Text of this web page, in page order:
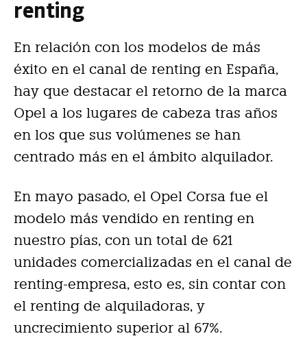
renting
En relación con los modelos de más
éxito en el canal de renting en España,
hay que destacar el retorno de la marca
Opel a los lugares de cabeza tras años
en los que sus volúmenes se han
centrado más en el ámbito alquilador.
En mayo pasado, el Opel Corsa fue el
modelo más vendido en renting en
nuestro pías, con un total de 621
unidades comercializadas en el canal de
renting-empresa, esto es, sin contar con
el renting de alquiladoras, y
uncrecimiento superior al 67%.